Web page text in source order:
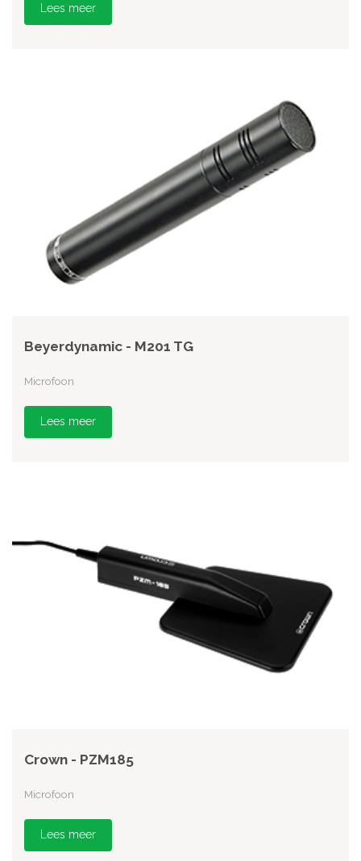
Lees meer
Beyerdynamic - M201 TG
Microfoon
Lees meer
Crown - PZM185
Microfoon
Lees meer